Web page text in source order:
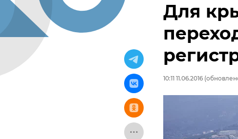
Для
10:11 11.06.2016